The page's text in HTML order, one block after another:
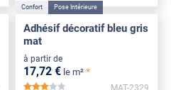
Confort Pose Intérieure
Adhésif décoratif bleu gris
mat
à partir de
17,72 € le m² *
MAT-2329